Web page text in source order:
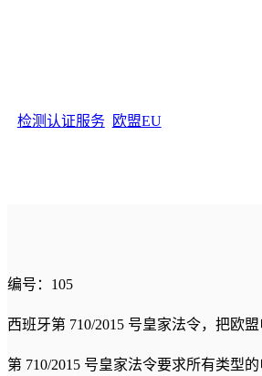
检测认证服务, 欧盟EU
编号：105
西班牙第 710/2015 号皇家法令，把欧
第 710/2015 号皇家法令要求所有类型